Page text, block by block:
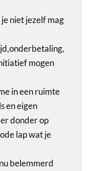
niet jezelf mag
mogen
in een ruimte
en eigen
donder op
lap wat je
belemmerd